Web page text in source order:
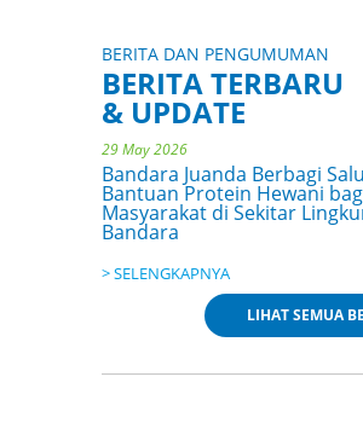
BERITA DAN PENGUMUMAN
BERITA TERBARU
& UPDATE
KLOTER 1 JAMAAH HAJI 2026
BANDARA JUANDA
> SELENGKAPNYA
29 May 2026
Bandara Juanda Berbagi
Bantuan Protein Hewani
Masyarakat di Sekitar
Bandara
22 May 2026
SEBANYAK 116 KLOTER
TELAH DIBERANGKATKAN
BANDARA JUANDA
> SELENGKAPNYA
LIHAT SEMUA